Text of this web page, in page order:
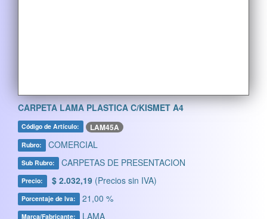
CARPETA LAMA PLASTICA C/KISMET A4
Código de Artículo: LAM45A
Rubro: COMERCIAL
Sub Rubro: CARPETAS DE PRESENTACION
Precio: $ 2.032,19 (Precios sin IVA)
Porcentaje de Iva: 21,00 %
Marca/Fabricante: LAMA